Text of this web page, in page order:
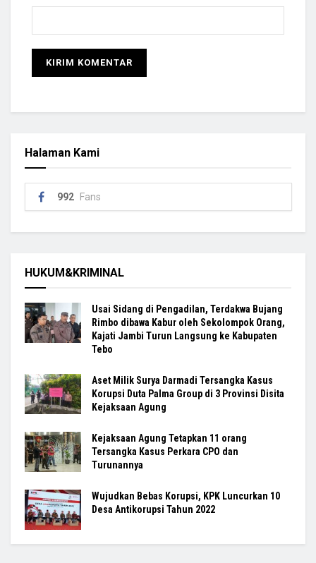
Halaman Kami
992 Fans
HUKUM&KRIMINAL
Usai Sidang di Pengadilan, Terdakwa Bujang
Rimbo dibawa Kabur oleh Sekolompok Orang,
Kajati Jambi Turun Langsung ke Kabupaten
Tebo
Aset Milik Surya Darmadi Tersangka Kasus
Korupsi Duta Palma Group di 3 Provinsi Disita
Kejaksaan Agung
Kejaksaan Agung Tetapkan 11 orang
Tersangka Kasus Perkara CPO dan
Turunannya
Wujudkan Bebas Korupsi, KPK Luncurkan 10
Desa Antikorupsi Tahun 2022